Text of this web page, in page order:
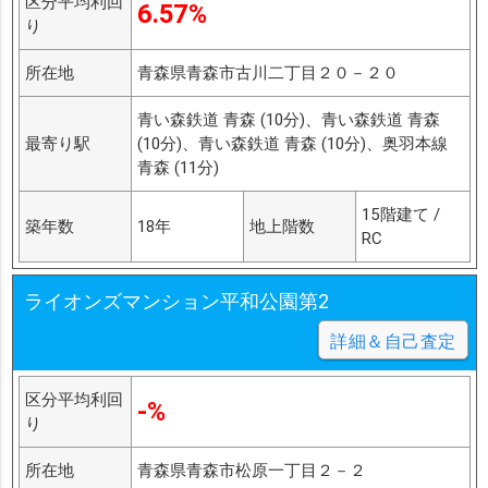
り
6.57%
所在地 青森県青森市古川二丁目２０－２０
最寄り駅
青い森鉄道 青森 (10分)、青い森鉄道 青森
(10分)、青い森鉄道 青森 (10分)、奥羽本線
青森 (11分)
築年数 18年 地上階数
15階建て /
RC
ライオンズマンション平和公園第2
詳細＆自己査定
区分平均利回
り
-%
所在地 青森県青森市松原一丁目２－２